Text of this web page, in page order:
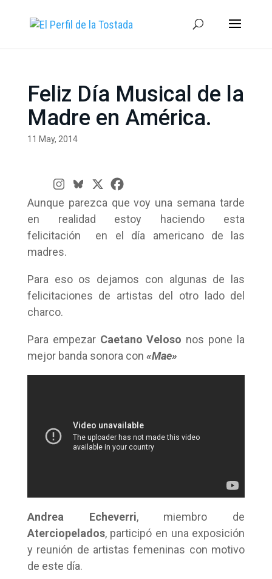
Feliz Día Musical de la
Madre en América.
11 May, 2014
Aunque parezca que voy una semana tarde
en realidad estoy haciendo esta
felicitación en el día americano de las
madres.
Para eso os dejamos con algunas de las
felicitaciones de artistas del otro lado del
charco.
Para empezar Caetano Veloso nos pone la
mejor banda sonora con «Mae»
Andrea Echeverri, miembro de
Aterciopelados, participó en una exposición
y reunión de artistas femeninas con motivo
de este día.